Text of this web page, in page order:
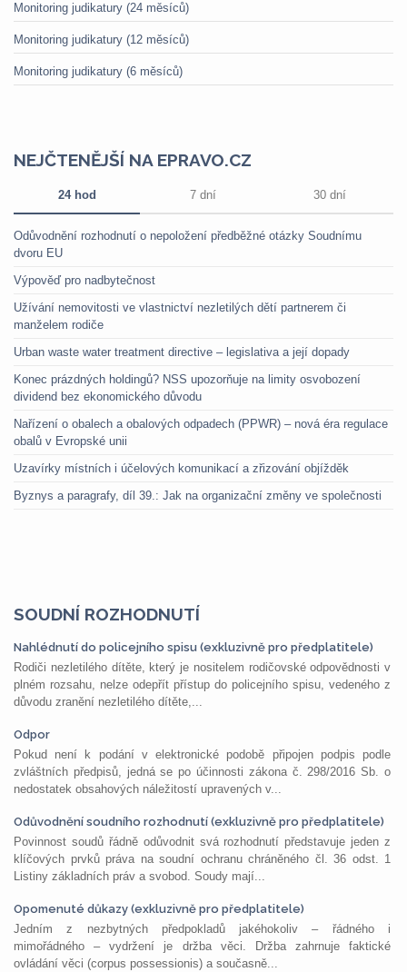
Monitoring judikatury (24 měsíců)
Monitoring judikatury (12 měsíců)
Monitoring judikatury (6 měsíců)
NEJČTENĚJŠÍ NA EPRAVO.CZ
24 hod 7 dní 30 dní
Odůvodnění rozhodnutí o nepoložení předběžné otázky Soudnímu
dvoru EU
Výpověď pro nadbytečnost
Užívání nemovitosti ve vlastnictví nezletilých dětí partnerem či
manželem rodiče
Urban waste water treatment directive – legislativa a její dopady
Konec prázdných holdingů? NSS upozorňuje na limity osvobození
dividend bez ekonomického důvodu
Nařízení o obalech a obalových odpadech (PPWR) – nová éra regulace
obalů v Evropské unii
Uzavírky místních i účelových komunikací a zřizování objížděk
Byznys a paragrafy, díl 39.: Jak na organizační změny ve společnosti
SOUDNÍ ROZHODNUTÍ
Nahlédnutí do policejního spisu (exkluzivně pro předplatitele)
Rodiči nezletilého dítěte, který je nositelem rodičovské odpovědnosti v
plném rozsahu, nelze odepřít přístup do policejního spisu, vedeného z
důvodu zranění nezletilého dítěte,...
Odpor
Pokud není k podání v elektronické podobě připojen podpis podle
zvláštních předpisů, jedná se po účinnosti zákona č. 298/2016 Sb. o
nedostatek obsahových náležitostí upravených v...
Odůvodnění soudního rozhodnutí (exkluzivně pro předplatitele)
Povinnost soudů řádně odůvodnit svá rozhodnutí představuje jeden z
klíčových prvků práva na soudní ochranu chráněného čl. 36 odst. 1
Listiny základních práv a svobod. Soudy mají...
Opomenuté důkazy (exkluzivně pro předplatitele)
Jedním z nezbytných předpokladů jakéhokoliv – řádného i
mimořádného – vydržení je držba věci. Držba zahrnuje faktické
ovládání věci (corpus possessionis) a současně...